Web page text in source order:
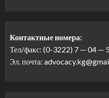
Контактные номера:
Тел/факс: (0-3222) 7 — 04 —
Эл. почта: